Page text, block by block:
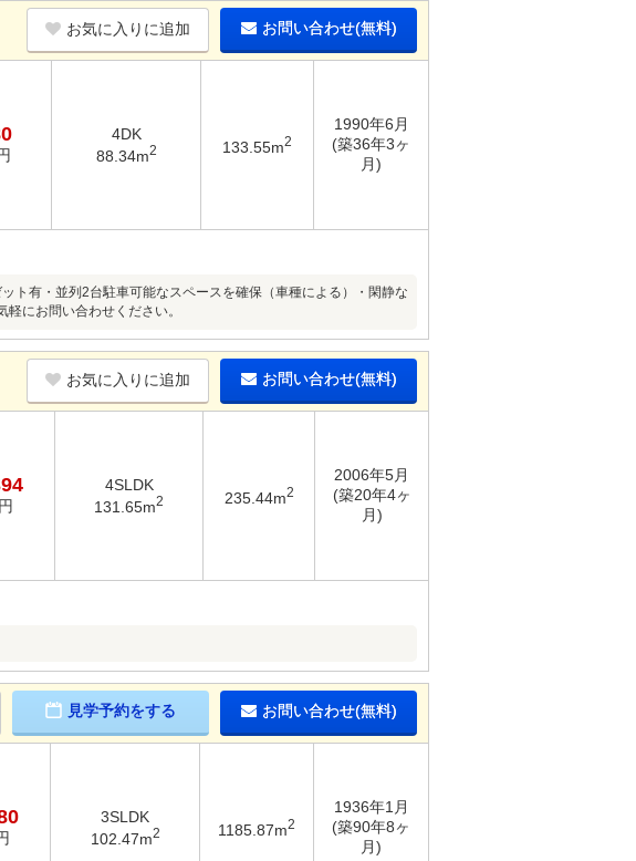
お気に入りに追加 お問い合わせ(無料)
4DK
88.34m2 133.55m2
1990年6月
(築36年3ヶ
月)
ト有・並列2台駐車可能なスペースを確保（車種による）・閑静な
にお問い合わせください。
お気に入りに追加 お問い合わせ(無料)
4SLDK
131.65m2 235.44m2
2006年5月
(築20年4ヶ
月)
見学予約をする お問い合わせ(無料)
3SLDK
102.47m2 1185.87m2
1936年1月
(築90年8ヶ
月)